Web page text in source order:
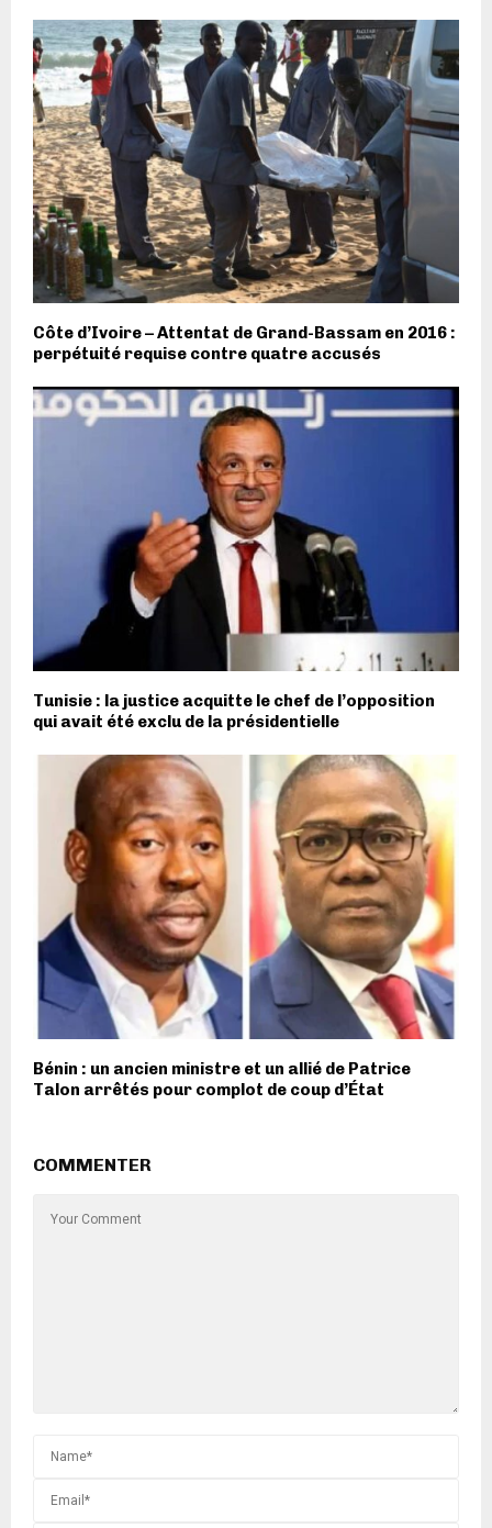
Côte d’Ivoire – Attentat de Grand-Bassam en 2016 :
perpétuité requise contre quatre accusés
Tunisie : la justice acquitte le chef de l’opposition
qui avait été exclu de la présidentielle
Bénin : un ancien ministre et un allié de Patrice
Talon arrêtés pour complot de coup d’État
COMMENTER